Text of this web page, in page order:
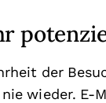
der
wieder. E-